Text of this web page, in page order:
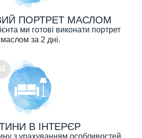
В ІНТЕРЄР
з урахуванням особливостей
ПОРТРЕТ МАСЛОМ
ми готові виконати портрет
маслом за 2 дні.